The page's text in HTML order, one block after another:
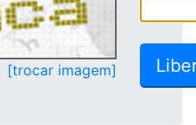
[trocar imagem]